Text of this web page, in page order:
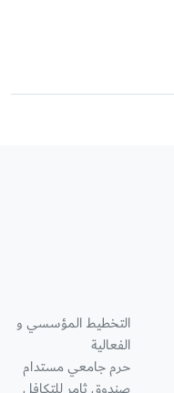
التخطيط المؤسسي و
الفعالية
حرم جامعي مستدام